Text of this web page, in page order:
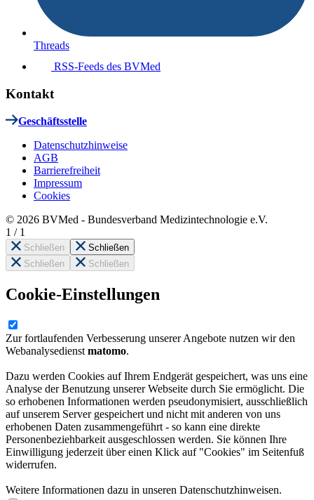
Threads
RSS-Feeds des BVMed
Kontakt
Geschäftsstelle
Datenschutzhinweise
AGB
Barrierefreiheit
Impressum
Cookies
© 2026 BVMed - Bundesverband Medizintechnologie e.V.
1 / 1
Schließen
Schließen
Schließen
Schließen
Cookie-Einstellungen
Zur fortlaufenden Verbesserung unserer Angebote nutzen wir den
Webanalysedienst matomo.
Dazu werden Cookies auf Ihrem Endgerät gespeichert, was uns eine
Analyse der Benutzung unserer Webseite durch Sie ermöglicht. Die
so erhobenen Informationen werden pseudonymisiert, ausschließlich
auf unserem Server gespeichert und nicht mit anderen von uns
erhobenen Daten zusammengeführt - so kann eine direkte
Personenbeziehbarkeit ausgeschlossen werden. Sie können Ihre
Einwilligung jederzeit über einen Klick auf "Cookies" im Seitenfuß
widerrufen.
Weitere Informationen dazu in unseren Datenschutzhinweisen.